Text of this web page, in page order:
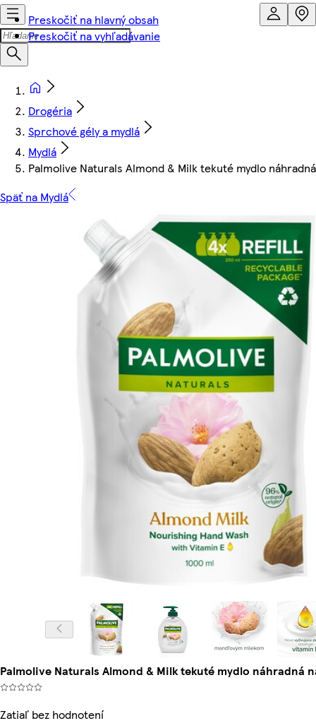
Preskočiť na hlavný obsah
Preskočiť na vyhľadávanie
Drogéria
Sprchové gély a mydlá
Mydlá
Palmolive Naturals Almond & Milk tekuté mydlo
Späť na Mydlá
Palmolive Naturals Almond & Milk tekuté mydlo náhradná
Zatiaľ bez hodnotení